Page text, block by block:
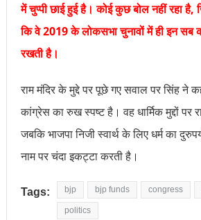
में चुप्पी छाई हुई है। कोई कुछ बोल नहीं रहा
कि वे 2019 के लोकसभा चुनावों में ही इन सब
रखती है।
राम मंदिर के मुद्दे पर पूछे गए सवाल पर सिंह ने
कांग्रेस का रुख स्पष्ट है। वह धार्मिक मुद्दों पर
जबकि भाजपा निजी स्वार्थ के लिए धर्म का
नाम पर चंदा इकट्टा करती है।
Tags: bjp bjp funds congress
politics